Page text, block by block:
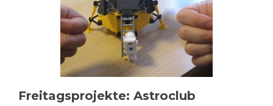
Freitagsprojekte: Astroclub